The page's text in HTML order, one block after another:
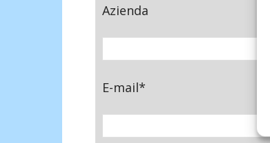
Azienda
E-mail*